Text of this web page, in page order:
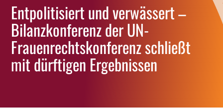
Entpolitisiert und verwässert –
Bilanzkonferenz der UN-
Frauenrechtskonferenz schließt
mit dürftigen Ergebnissen